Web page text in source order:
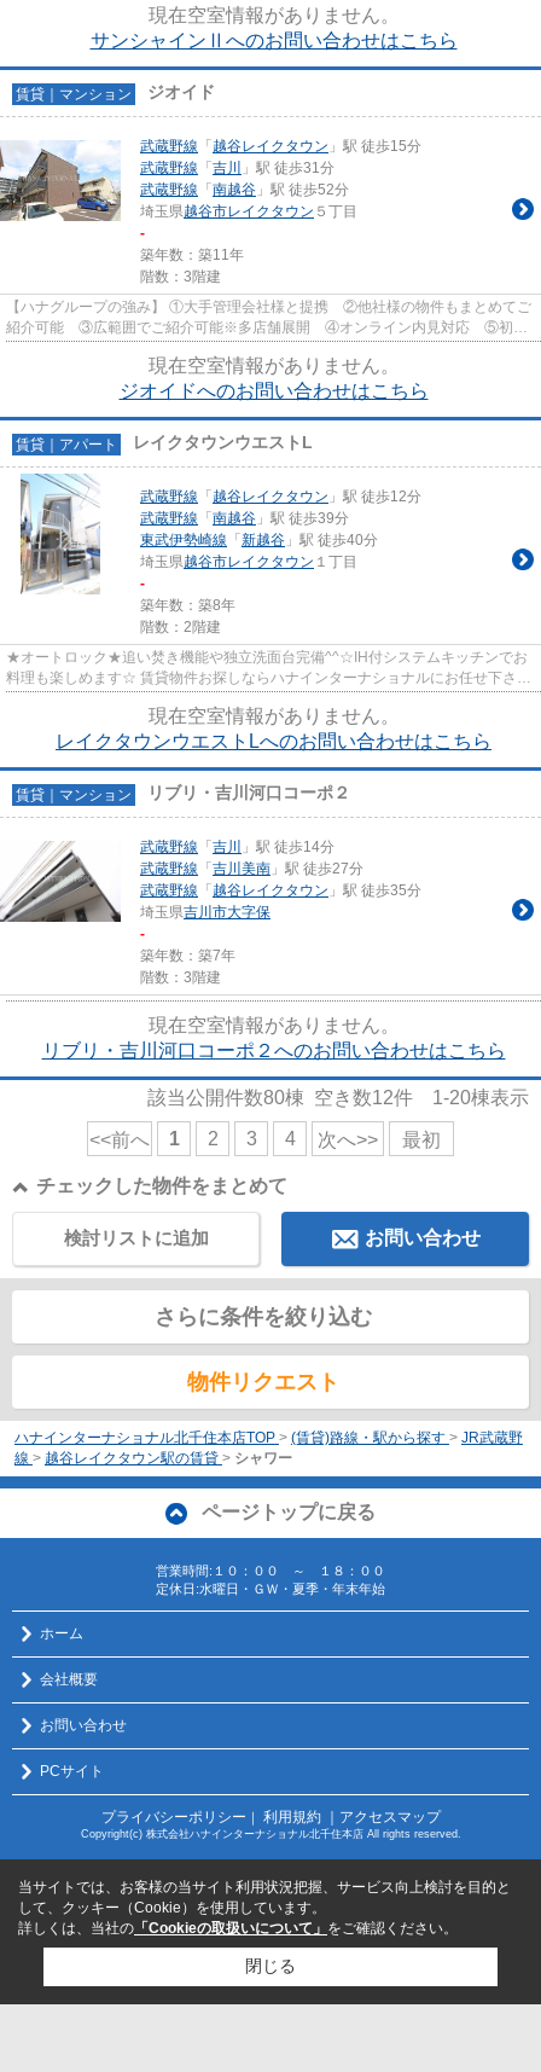
現在空室情報がありません。
サンシャインⅡへのお問い合わせはこちら
賃貸｜マンション ジオイド
武蔵野線 「 越谷レイクタウン 」駅 徒歩15分
武蔵野線 「 吉川
」駅 徒歩31分
武蔵野線 「 南越谷 」駅 徒歩52分
埼玉県越谷市レイクタウン ５丁目
-
築年数：築11年
階数：3階建
【ハナグループの強み】 ①大手管理会社様と提携 ②他社様の物件もまとめてご
紹介可能 ③広範囲でご紹介可能※多店舗展開 ④オンライン内見対応 ⑤初期
現在空室情報がありません。
ジオイドへのお問い合わせはこちら
賃貸｜アパート レイクタウンウエストL
武蔵野線 「 越谷レイクタウン 」駅 徒歩12分
武蔵野線 「 南越谷 」駅 徒歩39分
東武伊勢崎線 「 新越谷 」駅 徒歩40分
埼玉県越谷市レイクタウン １丁目
-
築年数：築8年
階数：2階建
★オートロック★追い焚き機能や独立洗面台完備^^☆IH付システムキッチンでお
料理も楽しめます☆ 賃貸物件お探しならハナインターナショナルにお任せ下さい
現在空室情報がありません。
レイクタウンウエストLへのお問い合わせはこちら
賃貸｜マンション リブリ・吉川河口コーポ２
武蔵野線 「 吉川
」駅 徒歩14分
武蔵野線 「 吉川美南 」駅 徒歩27分
武蔵野線 「 越谷レイクタウン 」駅 徒歩35分
埼玉県吉川市大字保
-
築年数：築7年
階数：3階建
現在空室情報がありません。
リブリ・吉川河口コーポ２へのお問い合わせはこちら
該当公開件数80棟 空き数12件 1-20棟表示
<<前へ 1 2 3 4 次へ>> 最初
チェックした物件をまとめて
お問い合わせ
検討リストに追加
さらに条件を絞り込む
物件リクエスト
ハナインターナショナル北千住本店TOP > (賃貸)路線・駅から探す > JR武蔵野
線 > 越谷レイクタウン駅の賃貸 > シャワー
ページトップに戻る
営業時間:１０：００ ～ １８：００
定休日:水曜日・ＧＷ・夏季・年末年始
ホーム
会社概要
お問い合わせ
PCサイト
プライバシーポリシー ｜ 利用規約 ｜アクセスマップ
Copyright(c) 株式会社ハナインターナショナル北千住本店 All rights reserved.
当サイトでは、お客様の当サイト利用状況把握、サービス向上検討を目的と
して、クッキー（Cookie）を使用しています。
詳しくは、当社の 「Cookieの取扱いについて」 をご確認ください。
閉じる